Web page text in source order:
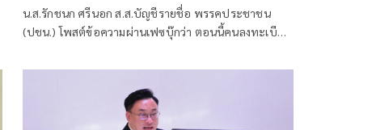
น.ส.รักชนก ศรีนอก ส.ส.บัญชีรายชื่อ พรรคประชาชน
(ปชน.) โพสต์ข้อความผ่านเฟซบุ๊กว่า ตอนนี้คนลงทะเบียน